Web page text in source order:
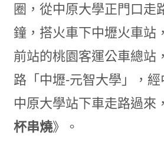
圈，從中原大學正門口走
鐘，搭火車下中壢火車站
前站的桃園客運公車總站
路「中壢-元智大學」，
中原大學站下車走路過來
杯串燒》。